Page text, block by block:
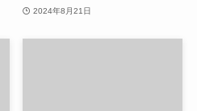
2024年8月21日